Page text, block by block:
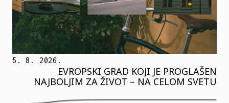
5. 8. 2026.
EVROPSKI GRAD KOJI JE PROGLAŠEN
NAJBOLJIM ZA ŽIVOT – NA CELOM SVETU